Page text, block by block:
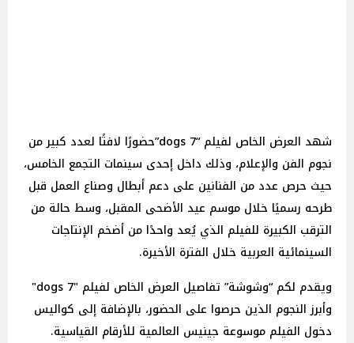
شهد العرض الخاص لفيلم “dogs 7”حضورًا لافتًا لعدد كبير من
نجوم الفن والإعلام، وذلك داخل إحدى سينمات التجمع الخامس،
حيث حرص عدد من الفنانين على دعم أبطال وصناع العمل قبل
طرحه رسميًا خلال موسم عيد الأضحى المقبل، وسط حالة من
الترقب الكبيرة للفيلم الذي يُعد واحدًا من أضخم الإنتاجات
السينمائية العربية خلال الفترة الأخيرة.
ويقدم لكم “وشوشة” تفاصيل العرض الخاص لفيلم "dogs 7"
وأبرز النجوم الذين حرصوا على الحضور، بالإضافة إلى كواليس
دخول الفيلم موسوعة جينيس العالمية للأرقام القياسية.